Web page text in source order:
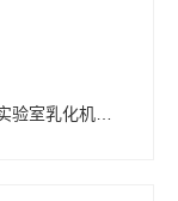
pg模拟器免费玩：2026乳化机公司推荐实验室乳化机真空均质均质真空公司优选指南！